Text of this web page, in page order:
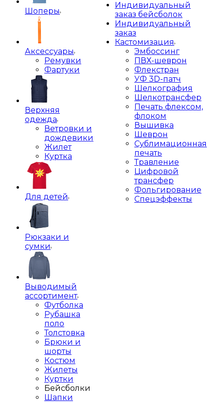
Шоперы
Аксессуары
Ремувки
Фартуки
Верхняя
одежда
Ветровки и
дождевики
Жилет
Куртка
Для детей
Рюкзаки и
сумки
Выводимый
ассортимент
Футболка
Рубашка
поло
Толстовка
Брюки и
шорты
Костюм
Жилеты
Куртки
Бейсболки
Шапки
Индивидуальный
заказ бейсболок
Индивидуальный
заказ
Кастомизация
Эмбоссинг
ПВХ-шеврон
Флекстран
УФ 3D-патч
Шелкография
Шелкотрансфер
Печать флексом,
флоком
Вышивка
Шеврон
Сублимационная
печать
Травление
Цифровой
трансфер
Фольгирование
Спецэффекты